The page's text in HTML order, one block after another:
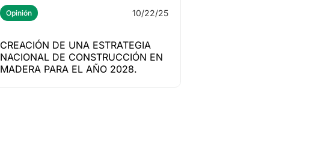
Opinión 10/22/25
CREACIÓN DE UNA ESTRATEGIA
NACIONAL DE CONSTRUCCIÓN EN
MADERA PARA EL AÑO 2028.